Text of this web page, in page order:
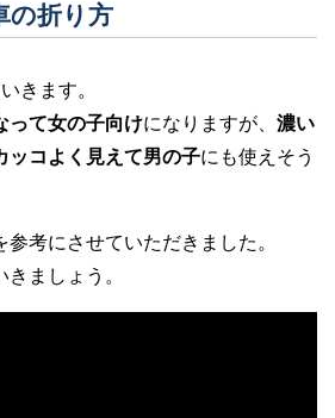
の折り方
きます。
って女の子向けになりますが、 濃い
ッコよく見えて男の子にも使えそう
考にさせていただきました。
ましょう。